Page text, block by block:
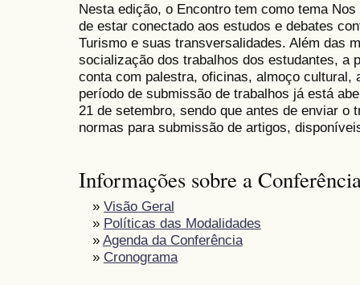
Nesta edição, o Encontro tem como tema
de estar conectado aos estudos e debates
Turismo e suas transversalidades. Além das
socialização dos trabalhos dos estudantes, a
conta com palestra, oficinas, almoço cultural,
período de submissão de trabalhos já está
21 de setembro, sendo que antes de enviar o
normas para submissão de artigos,
Informações sobre a
» Visão Geral
» Políticas das Modalidades
» Agenda da Conferência
» Cronograma